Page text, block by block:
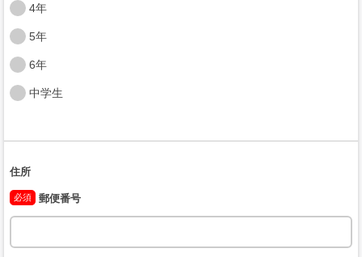
4年
5年
6年
中学生
住所
必須 郵便番号